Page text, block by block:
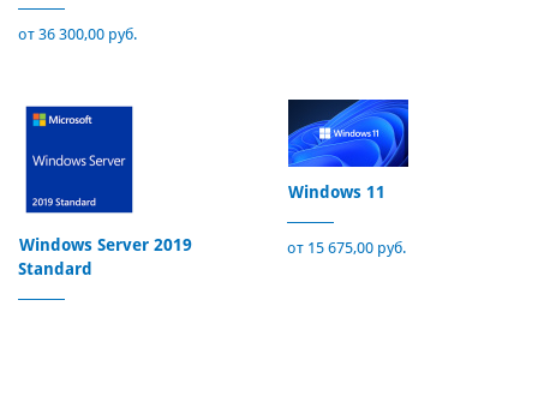
от 36 300,00 руб.
Windows Server 2019
Standard
Windows 11
от 15 675,00 руб.